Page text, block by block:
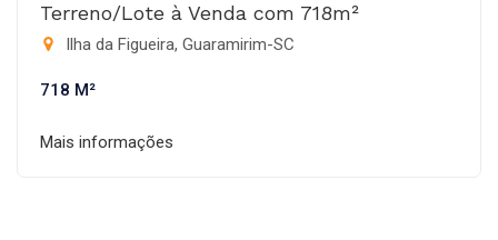
Terreno/Lote à Venda com 718m²
Ilha da Figueira, Guaramirim-SC
718 M²
Mais informações